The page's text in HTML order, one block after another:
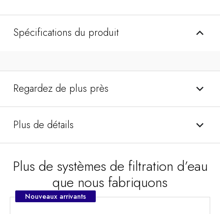
Spécifications du produit
Regardez de plus près
Plus de détails
Plus de systèmes de filtration d’eau
que nous fabriquons
Nouveaux arrivants